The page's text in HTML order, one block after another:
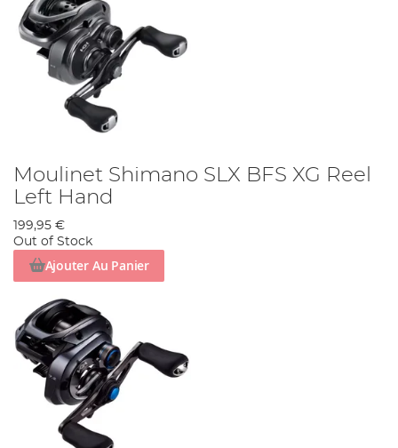
Moulinet Shimano SLX BFS XG Reel
Left Hand
199,95 €
Out of Stock
Ajouter Au Panier